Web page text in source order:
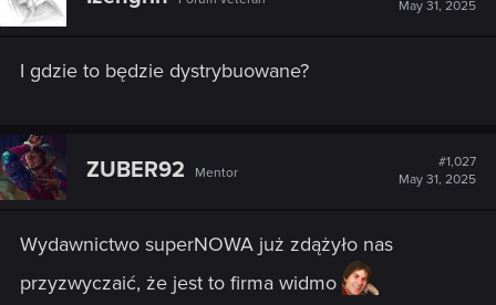
o
:
May 31, 2025
I gdzie to będzie dystrybuowane?
ZUBER92 Mentor
#1,027
May 31, 2025
Wydawnictwo superNOWA już zdążyło nas
przyzwyczaić, że jest to firma widmo